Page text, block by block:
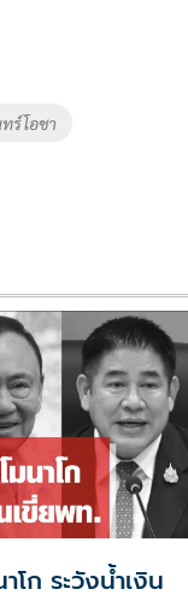
ร์โอชา
โก ระวังน้ำเงิน